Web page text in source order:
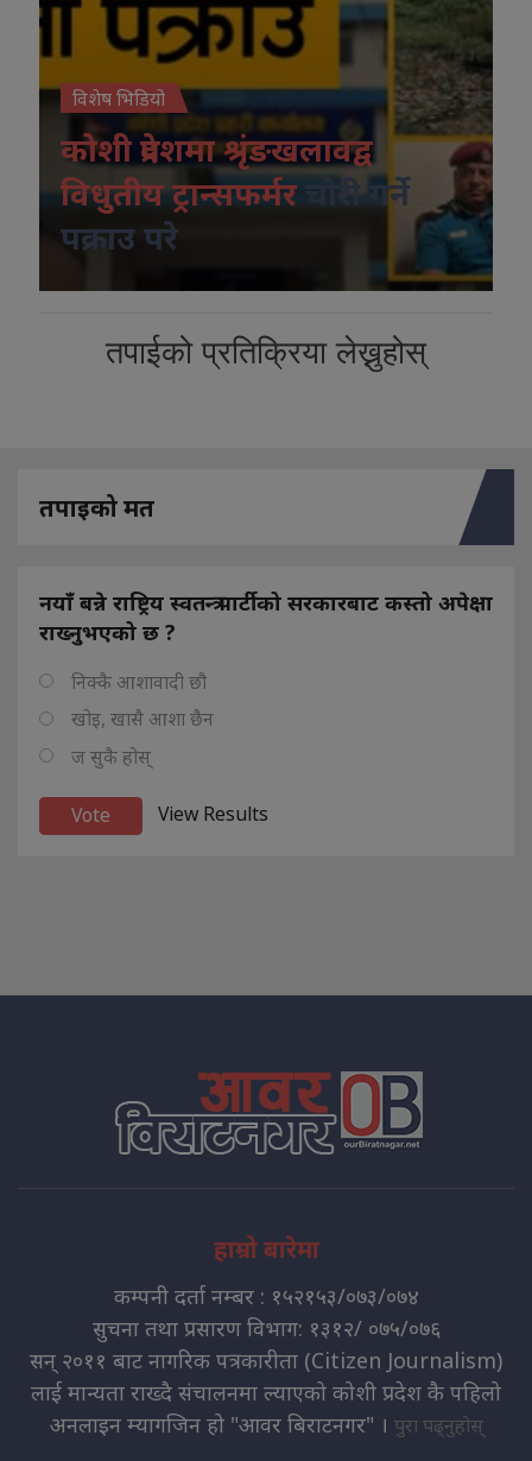
विशेष भिडियो
कोशी प्रदेशमा श्रृंङखलावद्व
विधुतीय ट्रान्सफर्मर
चोरी गर्ने
पक्राउ परे
तपाईको प्रतिक्रिया लेख्नुहोस्
तपाइको मत
नयाँ बन्ने राष्ट्रिय स्वतन्त्र पार्टीको सरकारबाट कस्तो अपेक्षा
राख्नुभएको छ ?
निक्कै आशावादी छौ
खोइ, खासै आशा छैन
ज सुकै होस्
View Results
हाम्रो बारेमा
कम्पनी दर्ता नम्बर : १५२१५३/०७३/०७४
सुचना तथा प्रसारण विभाग: १३१२/ ०७५/०७६
सन् २०११ बाट नागरिक पत्रकारीता (Citizen Journalism)
लाई मान्यता राख्दै संचालनमा ल्याएको कोशी प्रदेश कै पहिलो
अनलाइन म्यागजिन हो "आवर बिराटनगर" । पुरा पढ्नुहोस्